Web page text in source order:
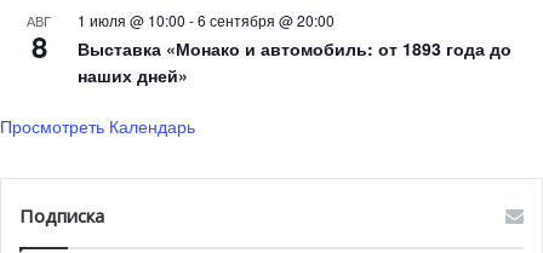
рынком.
направлена на развитие рекреационного туризма. Этот
АВГ
8
1 июля @ 10:00 -6 сентября @ 20:00
Выставка «Монако и автомобиль: от 1893 года до
наших дней»
Просмотреть Календарь
Подписка